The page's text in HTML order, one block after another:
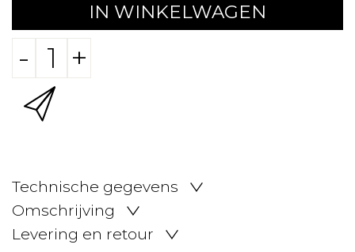
IN WINKELWAGEN
- +
Technische gegevens
Omschrijving
Levering en retour